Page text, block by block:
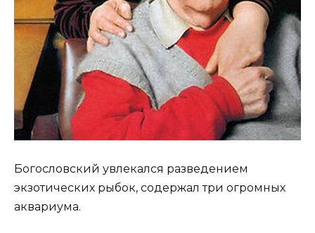
Богословский увлекался разведением
экзотических рыбок, содержал три огромных
аквариума.